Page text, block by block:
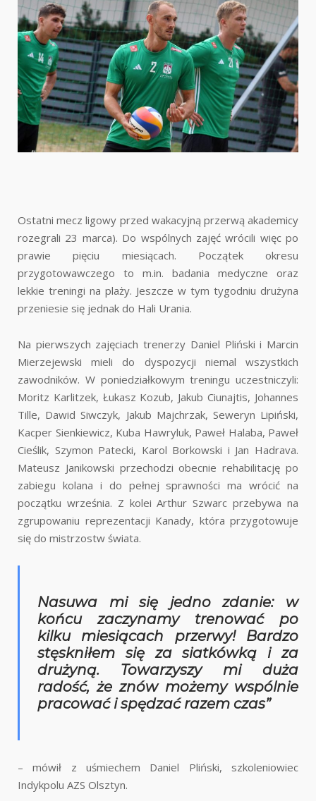
Ostatni mecz ligowy przed wakacyjną przerwą akademicy
rozegrali 23 marca). Do wspólnych zajęć wrócili więc po
prawie pięciu miesiącach. Początek okresu
przygotowawczego to m.in. badania medyczne oraz
lekkie treningi na plaży. Jeszcze w tym tygodniu drużyna
przeniesie się jednak do Hali Urania.
Na pierwszych zajęciach trenerzy Daniel Pliński i Marcin
Mierzejewski mieli do dyspozycji niemal wszystkich
zawodników. W poniedziałkowym treningu uczestniczyli:
Moritz Karlitzek, Łukasz Kozub, Jakub Ciunajtis, Johannes
Tille, Dawid Siwczyk, Jakub Majchrzak, Seweryn Lipiński,
Kacper Sienkiewicz, Kuba Hawryluk, Paweł Halaba, Paweł
Cieślik, Szymon Patecki, Karol Borkowski i Jan Hadrava.
Mateusz Janikowski przechodzi obecnie rehabilitację po
zabiegu kolana i do pełnej sprawności ma wrócić na
początku września. Z kolei Arthur Szwarc przebywa na
zgrupowaniu reprezentacji Kanady, która przygotowuje
się do mistrzostw świata.
Nasuwa mi się jedno zdanie: w
końcu zaczynamy trenować po
kilku miesiącach przerwy! Bardzo
stęskniłem się za siatkówką i za
drużyną. Towarzyszy mi duża
radość, że znów możemy wspólnie
pracować i spędzać razem czas”
– mówił z uśmiechem Daniel Pliński, szkoleniowiec
Indykpolu AZS Olsztyn.